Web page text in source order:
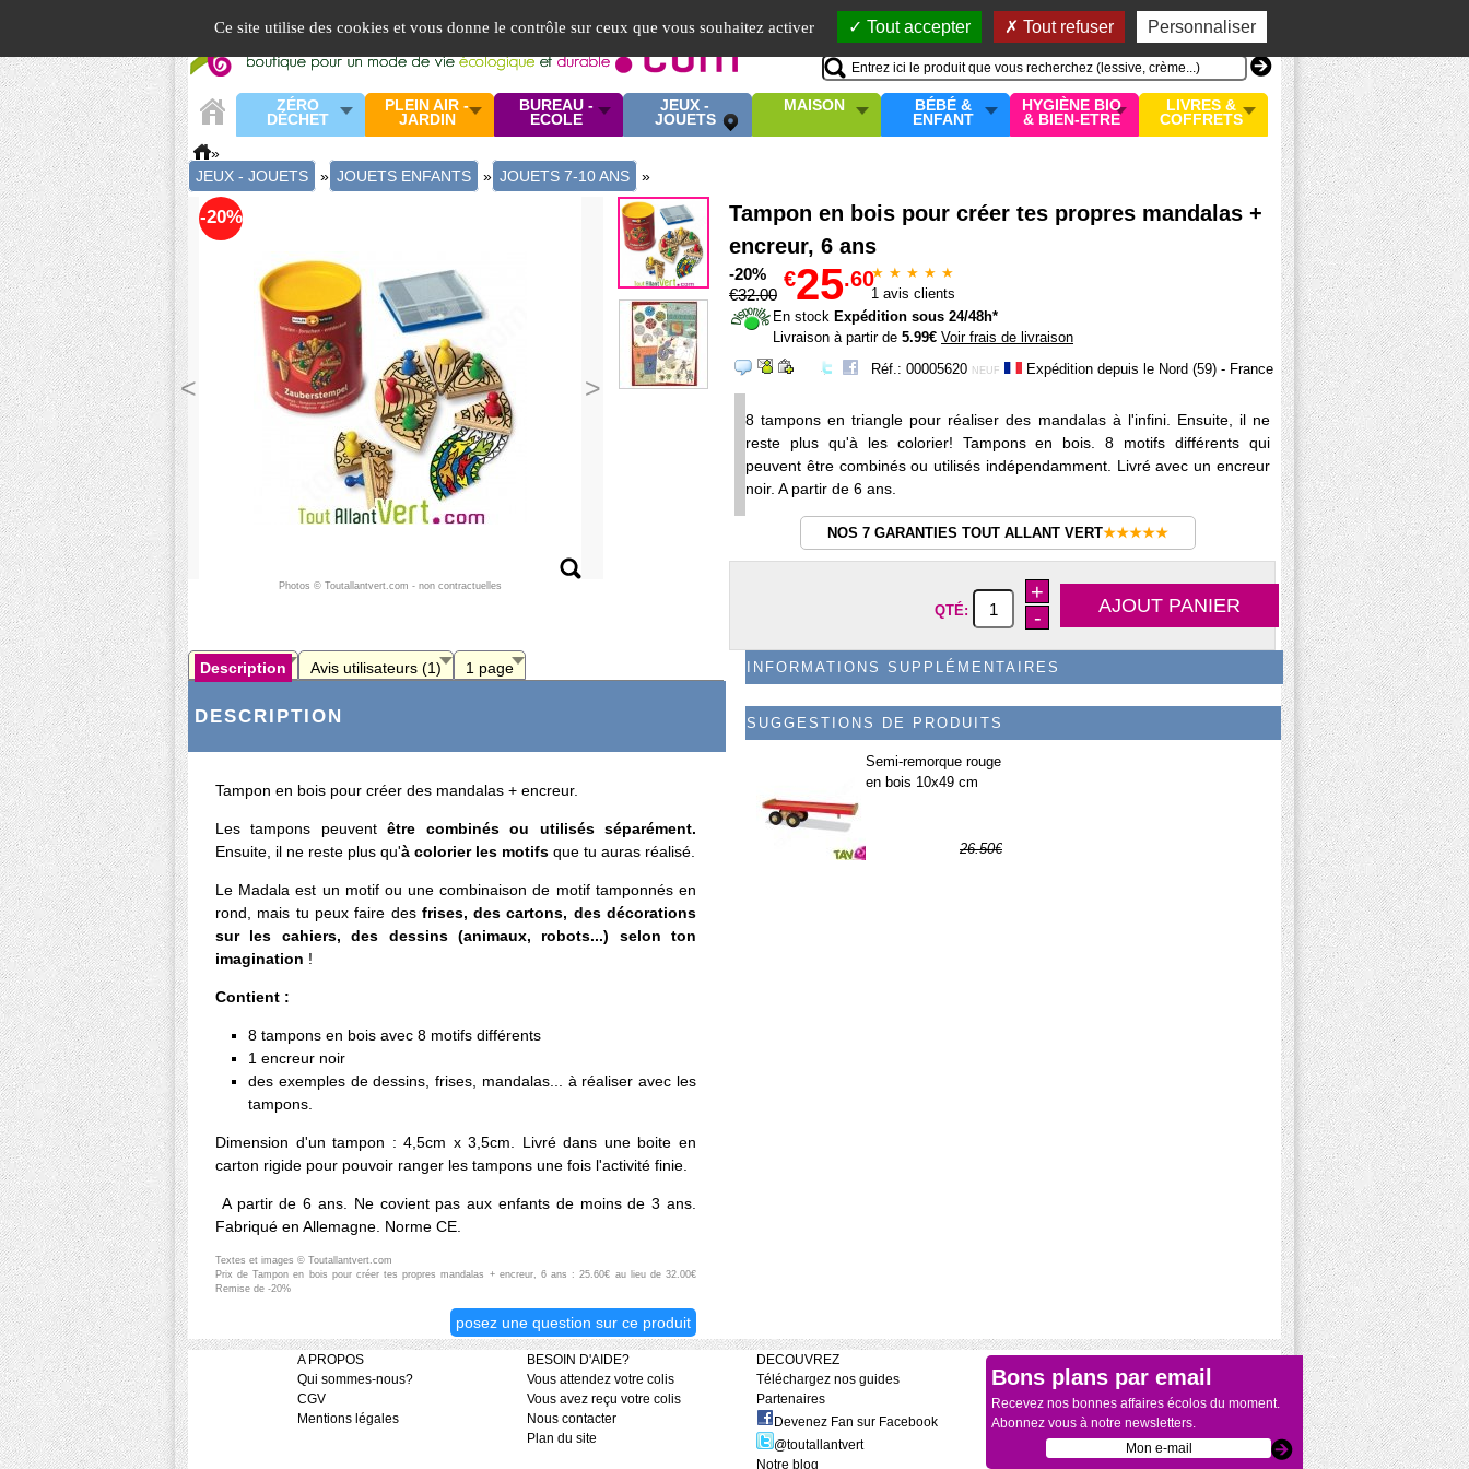
Ce site utilise des cookies et vous donne le contrôle sur ceux que vous souhaitez activer Tout accepter Tout refuser Personnaliser
Mon compte
MON PANIER
0 article
ZÉRO
DÉCHET
PLEIN AIR -
JARDIN
BUREAU -
ECOLE
JEUX -
JOUETS
MAISON
BÉBÉ &
ENFANT
HYGIÈNE BIO
& BIEN-ETRE
LIVRES &
COFFRETS
»
JEUX - JOUETS
» JOUETS ENFANTS » JOUETS 7-10 ANS »
-20%
>
<
Photos © Toutallantvert.com - non contractuelles
Tampon en bois pour créer tes propres mandalas +
encreur, 6 ans
★ ★ ★ ★ ★
1 avis clients
-20%
€32.00
€25.60
En stock Expédition sous 24/48h*
Livraison à partir de 5.99€ Voir frais de livraison
Réf.: 00005620 NEUF Expédition depuis le Nord (59) - France
8 tampons en triangle pour réaliser des mandalas à l'infini. Ensuite, il ne
reste plus qu'à les colorier! Tampons en bois. 8 motifs différents qui
peuvent être combinés ou utilisés indépendamment. Livré avec un encreur
noir. A partir de 6 ans.
NOS 7 GARANTIES TOUT ALLANT VERT★★★★★
QTÉ:
+
-
INFORMATIONS SUPPLÉMENTAIRES
SUGGESTIONS DE PRODUITS
Semi-remorque rouge
en bois 10x49 cm
26.50€
Description Avis utilisateurs (1) 1 page
DESCRIPTION
Tampon en bois pour créer des mandalas + encreur.
Les tampons peuventêtre combinés ou utilisés séparément.
Ensuite, il ne reste plus qu'à colorier les motifs que tu auras réalisé.
Le Madala est un motif ou une combinaison de motif tamponnés en
rond, mais tu peux faire des frises, des cartons, des décorations
sur les cahiers, des dessins (animaux, robots...) selon ton
imagination !
Contient :
8 tampons en bois avec 8 motifs différents
1 encreur noir
des exemples de dessins, frises, mandalas... à réaliser avec les
tampons.
Dimension d'un tampon : 4,5cm x 3,5cm. Livré dans une boite en
carton rigide pour pouvoir ranger les tampons une fois l'activité finie.
A partir de 6 ans. Ne covient pas aux enfants de moins de 3 ans.
Fabriqué en Allemagne. Norme CE.
Textes et images © Toutallantvert.com
Prix de Tampon en bois pour créer tes propres mandalas + encreur, 6 ans : 25.60€ au lieu de 32.00€
Remise de -20%
posez une question sur ce produit
A PROPOS
Qui sommes-nous?
CGV
Mentions légales
BESOIN D'AIDE?
Vous attendez votre colis
Vous avez reçu votre colis
Nous contacter
Plan du site
DECOUVREZ
Téléchargez nos guides
Partenaires
Devenez Fan sur Facebook
@toutallantvert
Notre blog
Bons plans par email
Recevez nos bonnes affaires écolos du moment.
Abonnez vous à notre newsletters.